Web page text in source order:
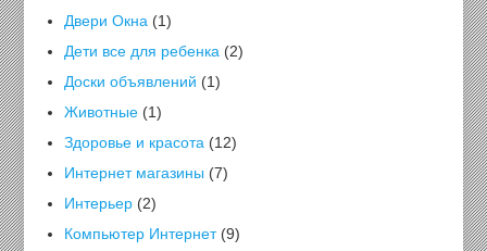
Двери Окна (1)
Дети все для ребенка (2)
Доски объявлений (1)
Животные(1)
Здоровье и красота (12)
Интернет магазины (7)
Интерьер(2)
Компьютер Интернет(9)